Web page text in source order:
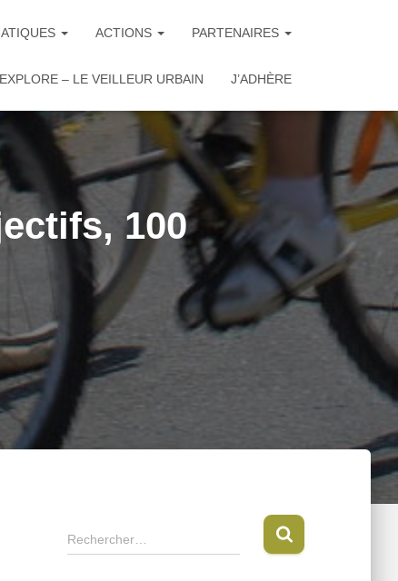
ACTIONS PARTENAIRES
– LE VEILLEUR URBAIN J’ADHÈRE
100
R
e
Rechercher…